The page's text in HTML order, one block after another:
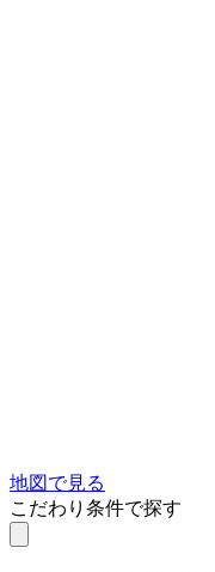
地図で見る
こだわり条件で探す